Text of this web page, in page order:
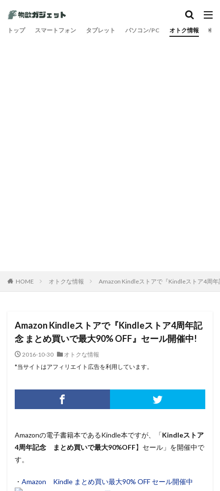
トップ スマートフォン タブレット パソコン/PC オトク情報 旅
HOME オトクな情報 Amazon Kindleストアで『Kindleストア4周
Amazon Kindleストアで『Kindleストア4周年記
念 まとめ買いで最大90% OFF』セール開催中!
2016-10-30
オトクな情報
*当サイトはアフィリエイト広告を利用しています。
Amazonの電子書籍本であるKindle本ですが、「Kindleストア
4周年記念 まとめ買いで最大90%OFF】セール」を開催中で
す。
・ Amazon Kindle まとめ買い最大90% OFF セール開催中